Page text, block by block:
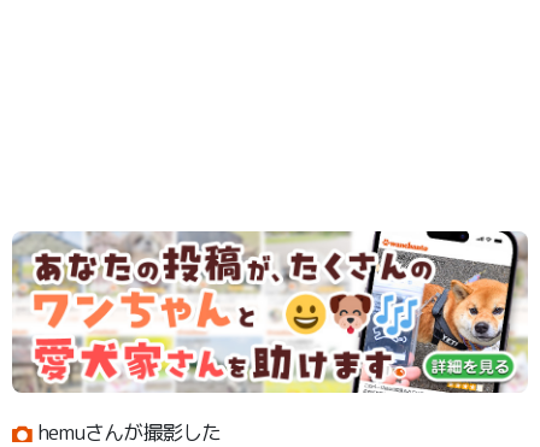
hemuさんが撮影した